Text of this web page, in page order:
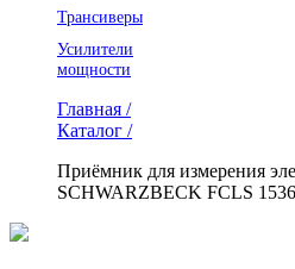
Трансиверы
Усилители
мощности
Главная /
Каталог /
Приёмник для измерения
SCHWARZBECK FCLS 1536